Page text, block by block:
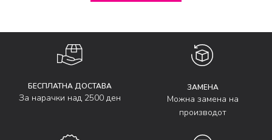
БЕСПЛАТНА ДОСТАВА
За нарачки над 2500 ден
ЗАМЕНА
Можна замена на
производот